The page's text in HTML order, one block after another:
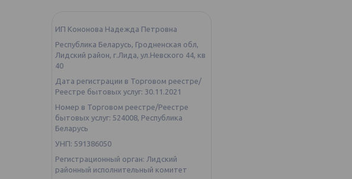
ИП Кононова Надежда Петровна
Республика Беларусь, Гродненская обл,
Лидский район, г.Лида, ул.Невского 44, кв
40
Дата регистрации в Торговом реестре/
Реестре бытовых услуг: 30.11.2021
Номер в Торговом реестре/Реестре
бытовых услуг: 524008, Республика
Беларусь
УНП: 591386050
Регистрационный орган: Лидский
районный исполнительный комитет